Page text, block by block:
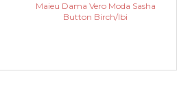
Maieu Dama Vero Moda Sasha
Button Birch/Ibi